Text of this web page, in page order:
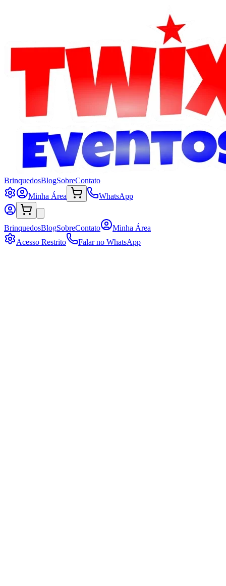
BrinquedosBlogSobreContato
Minha Área
WhatsApp
BrinquedosBlogSobreContato
Minha Área
Acesso Restrito
Falar no WhatsApp